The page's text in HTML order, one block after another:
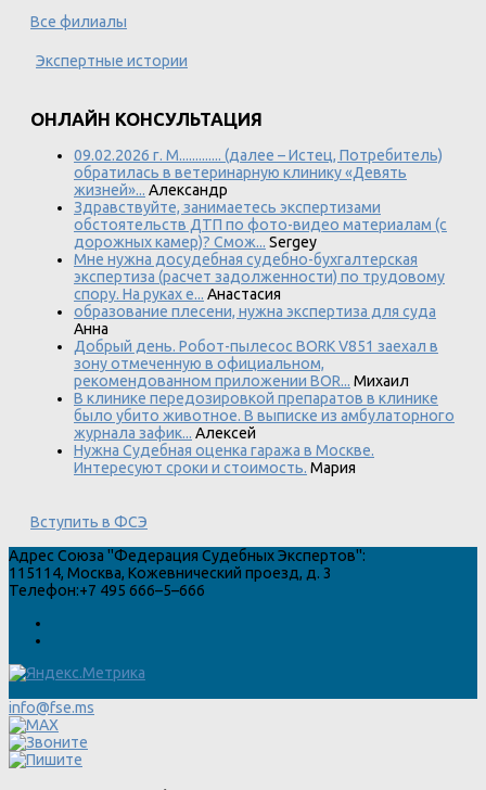
Все филиалы
Экспертные истории
ОНЛАЙН КОНСУЛЬТАЦИЯ
09.02.2026 г. М............. (далее – Истец, Потребитель)
обратилась в ветеринарную клинику «Девять
жизней»... Александр
Здравствуйте, занимаетесь экспертизами
обстоятельств ДТП по фото-видео материалам (с
дорожных камер)? Смож... Sergey
Мне нужна досудебная судебно-бухгалтерская
экспертиза (расчет задолженности) по трудовому
спору. На руках е... Анастасия
образование плесени, нужна экспертиза для суда
Анна
Добрый день. Робот-пылесос BORK V851 заехал в
зону отмеченную в официальном,
рекомендованном приложении BOR... Михаил
В клинике передозировкой препаратов в клинике
было убито животное. В выписке из амбулаторного
журнала зафик... Алексей
Нужна Судебная оценка гаража в Москве.
Интересуют сроки и стоимость. Мария
Вступить в ФСЭ
Адрес Союза "Федерация Судебных Экспертов":
115114, Москва, Кожевнический проезд, д. 3
Телефон:+7 495 666–5–666
info@fse.ms